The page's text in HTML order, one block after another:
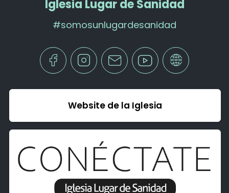
Iglesia Lugar de Sanidad
#somosunlugardesanidad
Website de la Iglesia